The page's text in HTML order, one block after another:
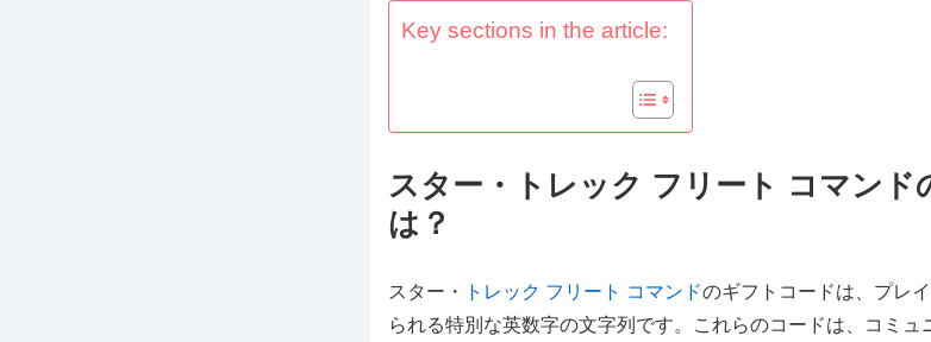
Key sections in the article:
スター・トレック フリート コマンド
は？
スター・ トレック フリート コマンドのギフトコードは、プレ
られる特別な英数字の文字列です。これらのコードは、コミュ